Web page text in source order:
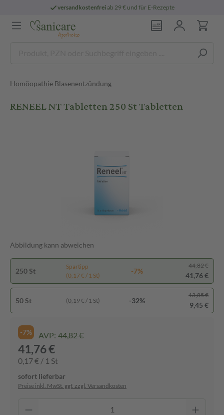
versandkostenfreiab 29 € und für E-Rezepte
Homöopathie Blasenentzündung
RENEEL NT Tabletten 250 St Tabletten
Abbildung kann abweichen
250 St
Spartipp
(0,17 € / 1 St)
-7%
44,82 €
41,76 €
50 St (0,19 € / 1 St) -32%
13,85 €
9,45 €
-7% AVP: 44,82 €
41,76 €
0,17 € / 1 St
sofort lieferbar
Preise inkl. MwSt. ggf. zzgl. Versandkosten